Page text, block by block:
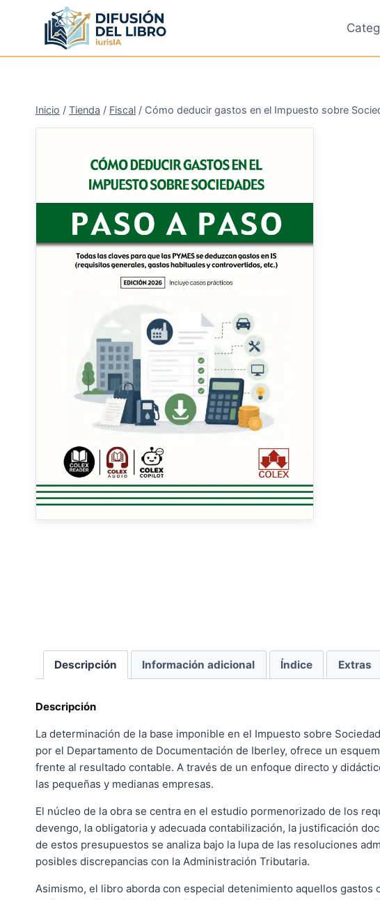
contenido
Inicio / Tienda / Fiscal / Cómo deducir gastos en el Impuesto sobre
Descripción Información adicional Índice Extras
Descripción
La determinación de la base imponible en el Impuesto sobre
por el Departamento de Documentación de Iberley, ofrece un
frente al resultado contable. A través de un enfoque directo y
las pequeñas y medianas empresas.
El núcleo de la obra se centra en el estudio pormenorizado de los
devengo, la obligatoria y adecuada contabilización, la justificación
de estos presupuestos se analiza bajo la lupa de las resoluciones
posibles discrepancias con la Administración Tributaria.
Asimismo, el libro aborda con especial detenimiento aquellos